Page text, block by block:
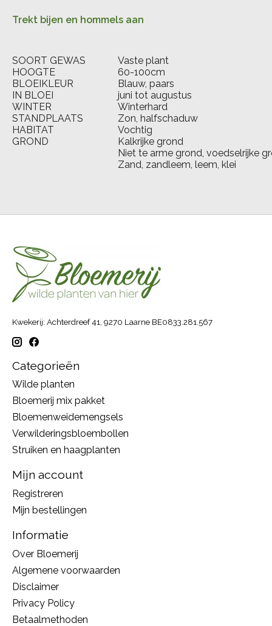
Trekt bijen en hommels aan
SOORT GEWAS
Vaste plant
HOOGTE
60-100cm
BLOEIKLEUR
Blauw, paars
IN BLOEI
juni tot augustus
WINTER
Winterhard
STANDPLAATS
Zon, halfschaduw
HABITAT
Vochtig
GROND
Kalkrijke grond
Niet te arme grond, voedselrijke
Zand, zandleem, leem, klei
Kwekerij: Achterdreef 41, 9270 Laarne BE0833.281.567
Categorieën
Wilde planten
Bloemerij mix pakket
Bloemenweidemengsels
Verwilderingsbloembollen
Struiken en haagplanten
Mijn account
Registreren
Mijn bestellingen
Informatie
Over Bloemerij
Algemene voorwaarden
Disclaimer
Privacy Policy
Betaalmethoden